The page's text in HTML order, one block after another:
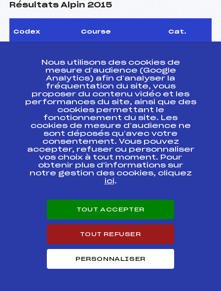
Résultats Alpin 2015
Codex Course Cat.
BRONZE ARAVIS U14
FFS
ANAF0155.FFS
35ème SCARA 2015
Pré-Qualif Filles
U14 Tracé B MBS
FFS
ANAF0093.FFS
-14ans BEN'J
(2ème étape)
Trophée Caisse
d'Epargne Lange –
Andros
FFS
Chpts de France
-14ans BEN'J
(2ème étape)
Andros
-14ans BEN'J
Trophée Caisse
Andros
LES GETS – COUPE
Nous utilisons des cookies de
mesure d’audience (Google
Analytics) afin d’analyser la
fréquentation du site, vous
proposer du contenu vidéo et les
performances du site, ainsi que des
cookies permettant le
fonctionnement du site. Les
cookies de mesure d’audience ne
sont déposés qu’avec votre
consentement. Vous pouvez
accepter, refuser ou personnaliser
vos choix à tout moment. Pour
obtenir plus d'informations sur
notre gestion des cookies, cliquez
ici.
TOUT ACCEPTER
TOUT REFUSER
PERSONNALISER